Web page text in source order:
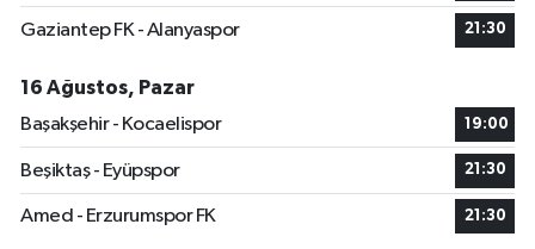
Gaziantep FK - Alanyaspor 21:30
16 Ağustos, Pazar
Başakşehir - Kocaelispor
19:00
Beşiktaş - Eyüpspor 21:30
Amed - Erzurumspor FK 21:30